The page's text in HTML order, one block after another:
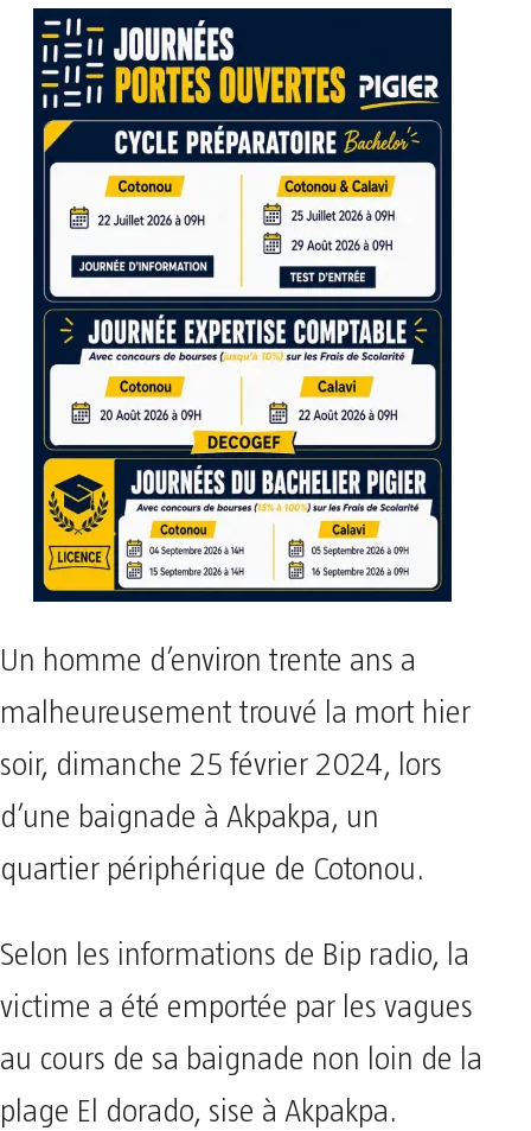
Un homme d’environ trente ans a
malheureusement trouvé la mort hier
soir, dimanche 25 février 2024, lors
d’une baignade à Akpakpa, un
quartier périphérique de Cotonou.
Selon les informations de Bip radio, la
victime a été emportée par les vagues
au cours de sa baignade non loin de la
plage El dorado, sise à Akpakpa.